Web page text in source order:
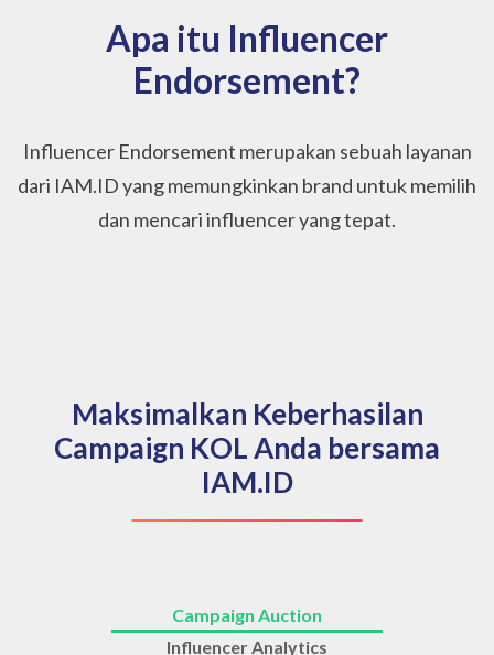
Apa itu Influencer
Endorsement?
Influencer Endorsement merupakan sebuah layanan
dari IAM.ID yang memungkinkan brand untuk memilih
dan mencari influencer yang tepat.
Maksimalkan Keberhasilan
Campaign KOL Anda bersama
IAM.ID
Campaign Auction
Influencer Analytics